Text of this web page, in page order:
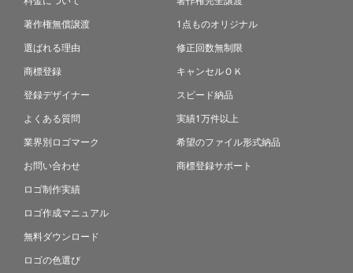
著作権無償譲渡
選ばれる理由
商標登録
登録デザイナー
よくある質問
業界別ロゴマーク
お問い合わせ
ロゴ制作実績
ロゴ作成マニュアル
無料ダウンロード
ロゴの色選び
1点ものオリジナル
修正回数無制限
キャンセルＯＫ
スピード納品
実績1万件以上
希望のファイル形式納品
商標登録サポート